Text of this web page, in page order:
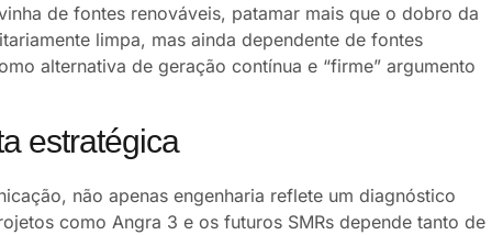
de fontes renováveis, patamar mais que o dobro da
limpa, mas ainda dependente de fontes
alternativa de geração contínua e “firme” argumento
estratégica
não apenas engenharia reflete um diagnóstico
como Angra 3 e os futuros SMRs depende tanto de